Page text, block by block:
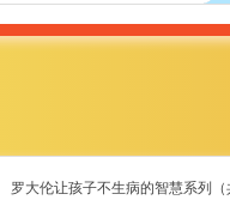
罗大伦让孩子不生病的智慧系列（